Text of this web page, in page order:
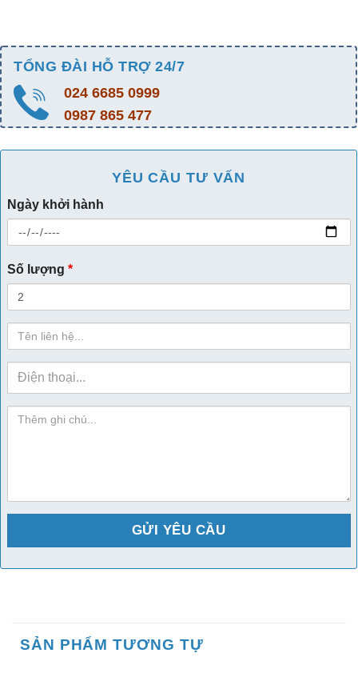
TỔNG ĐÀI HỖ TRỢ 24/7
024 6685 0999
0987 865 477
YÊU CẦU TƯ VẤN
Ngày khởi hành
Số lượng *
Họ
Tên
sdt
ghi-
SẢN PHẨM TƯƠNG TỰ